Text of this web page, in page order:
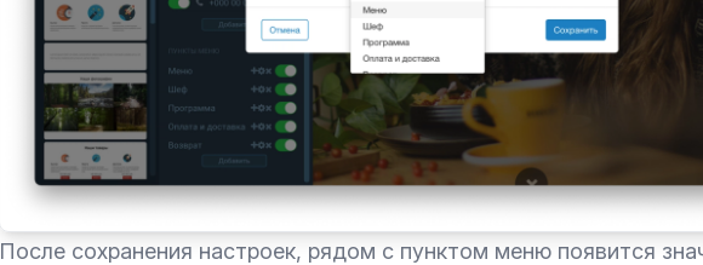
После сохранения настроек, рядом с пунктом меню появится